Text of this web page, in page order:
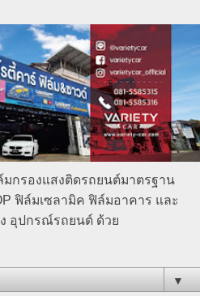
กรองแสงติดรถยนต์มาตรฐาน
ฟิล์มเซลามิค ฟิล์มอาคาร และ
ง อุปกรณ์รถยนต์ ด้วย
▼